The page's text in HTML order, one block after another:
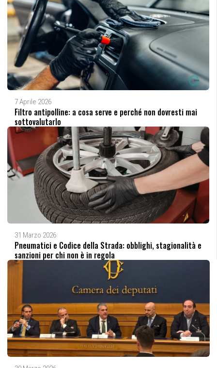
7 Aprile 2026
Filtro antipolline: a cosa serve e perché non dovresti mai
sottovalutarlo
31 Marzo 2026
Pneumatici e Codice della Strada: obblighi, stagionalità e
sanzioni per chi non è in regola